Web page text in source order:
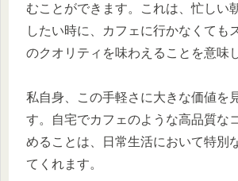
むことができます。これは、忙しい
したい時に、カフェに行かなくても
のクオリティを味わえることを意味
私自身、この手軽さに大きな価値を
す。自宅でカフェのような高品質な
めることは、日常生活において特別
てくれます。